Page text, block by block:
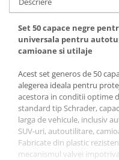
Set 50 capace negre
universala pentru
camioane si utilaje
Acest set generos de 50
alegerea ideala pentru
acestora in conditii optime
standard tip Schrader,
larga de vehicule, inclusiv
SUV-uri, autoutilitare,
Fabricate din plastic
mecanismul valvei